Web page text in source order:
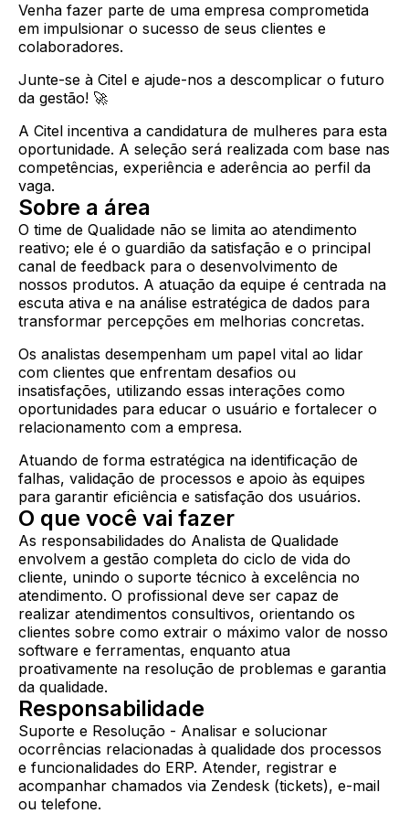
Venha fazer parte de uma empresa comprometida
em impulsionar o sucesso de seus clientes e
colaboradores.
Junte-se à Citel e ajude-nos a descomplicar o futuro
da gestão! 🚀
A Citel incentiva a candidatura de mulheres para esta
oportunidade. A seleção será realizada com base nas
competências, experiência e aderência ao perfil da
vaga.
Sobre a área
O time de Qualidade não se limita ao atendimento
reativo; ele é o guardião da satisfação e o principal
canal de feedback para o desenvolvimento de
nossos produtos. A atuação da equipe é centrada na
escuta ativa e na análise estratégica de dados para
transformar percepções em melhorias concretas.
Os analistas desempenham um papel vital ao lidar
com clientes que enfrentam desafios ou
insatisfações, utilizando essas interações como
oportunidades para educar o usuário e fortalecer o
relacionamento com a empresa.
Atuando de forma estratégica na identificação de
falhas, validação de processos e apoio às equipes
para garantir eficiência e satisfação dos usuários.
O que você vai fazer
As responsabilidades do Analista de Qualidade
envolvem a gestão completa do ciclo de vida do
cliente, unindo o suporte técnico à excelência no
atendimento. O profissional deve ser capaz de
realizar atendimentos consultivos, orientando os
clientes sobre como extrair o máximo valor de nosso
software e ferramentas, enquanto atua
proativamente na resolução de problemas e garantia
da qualidade.
Responsabilidade
Suporte e Resolução - Analisar e solucionar
ocorrências relacionadas à qualidade dos processos
e funcionalidades do ERP. Atender, registrar e
acompanhar chamados via Zendesk (tickets), e-mail
ou telefone.